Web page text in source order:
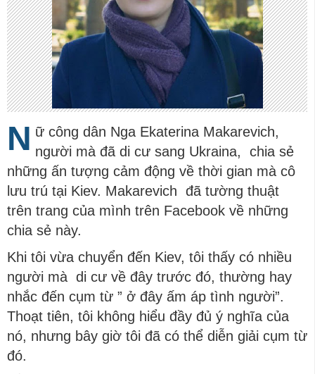
N ữ công dân Nga Ekaterina Makarevich,
người mà đã di cư sang Ukraina, chia sẻ
những ấn tượng cảm động về thời gian mà cô
lưu trú tại Kiev. Makarevich đã tường thuật
trên trang của mình trên Facebook về những
chia sẻ này.
Khi tôi vừa chuyển đến Kiev, tôi thấy có nhiều
người mà di cư về đây trước đó, thường hay
nhắc đến cụm từ ” ở đây ấm áp tình người”.
Thoạt tiên, tôi không hiểu đầy đủ ý nghĩa của
nó, nhưng bây giờ tôi đã có thể diễn giải cụm từ
đó.